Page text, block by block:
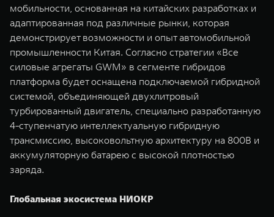
мобильности, основанная на китайских разработках и
адаптированная под различные рынки, которая
демонстрирует возможности и опыт автомобильной
промышленности Китая. Согласно стратегии «Все
силовые агрегаты GWM» в сегменте гибридов
платформа будет оснащена подключаемой гибридной
системой, объединяющей двухлитровый
турбированный двигатель, специально разработанную
4-ступенчатую интеллектуальную гибридную
трансмиссию, высоковольтную архитектуру на 800В и
аккумуляторную батарею с высокой плотностью
заряда.
Глобальная экосистема НИОКР